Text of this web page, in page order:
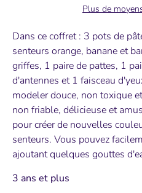
Plus de
Dans ce coffret : 3 pots de
senteurs orange, banane et
griffes, 1 paire de pattes, 1
d'antennes et 1 faisceau
modeler douce, non toxique
non friable, délicieuse et
pour créer de nouvelles
senteurs. Vous pouvez
ajoutant quelques gouttes
3 ans et plus